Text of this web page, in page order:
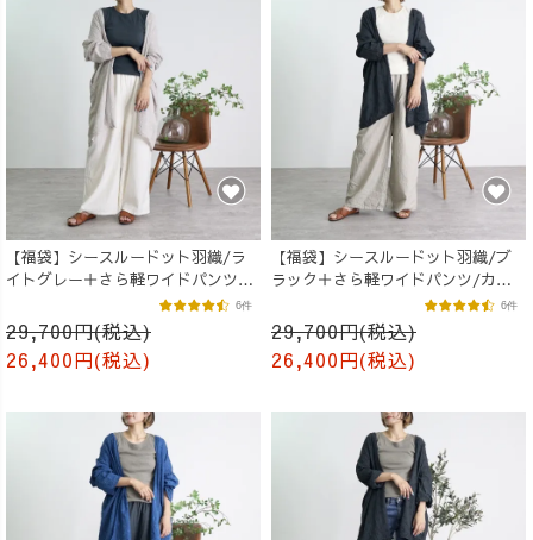
【福袋】シースルードット羽織/ラ
イトグレー＋さら軽ワイドパンツ/
29,700円(税込)
26,400円(税込)
6件
【福袋】シースルードット羽織/ブ
ラック＋さら軽ワイドパンツ/カー
29,700円(税込)
26,400円(税込)
6件